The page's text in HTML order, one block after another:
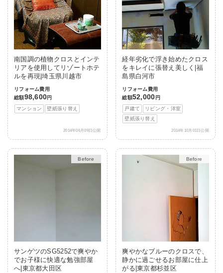
南国調の植物クロスとインテ
リアを使用してリゾートホテ
ルを再現|埼玉県川越市
リフォーム費用
総額98,600円
マンション
壁紙張り替え
2014年06月09日公開
経年劣化で浮き始めたクロス
をキレイに張替え美しく|福
島県白河市
リフォーム費用
総額52,000 円
戸建て
リビング・洋室
壁紙張り替え
2014年10月01日公開
After
サンゲツのSG5252で爽やか
でお子様に快適な勉強部屋
へ|東京都大田区
After
爽やかなブルーのクロスで、
静かに過ごせるお部屋に仕上
がる|東京都杉並区